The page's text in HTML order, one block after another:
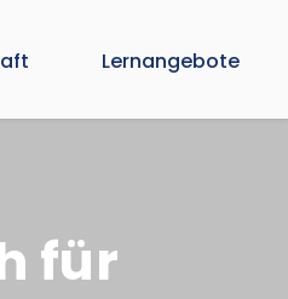
Lernangebote
für